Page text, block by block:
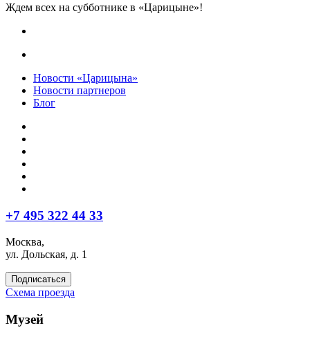
Ждем всех на субботнике в «Царицыне»!
Новости «Царицына»
Новости партнеров
Блог
+7 495 322 44 33
Москва,
ул. Дольская, д. 1
Подписаться
Схема проезда
Музей